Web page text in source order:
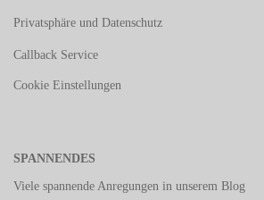
Privatsphäre und Datenschutz
Callback Service
Cookie Einstellungen
SPANNENDES
Viele spannende Anregungen in unserem Blog